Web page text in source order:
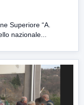
Superiore “A.
nazionale...